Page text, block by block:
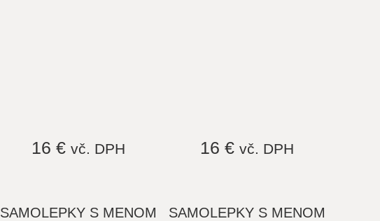
16 € vč. DPH 16 € vč. DPH
SAMOLEPKY S MENOM
SAMOLEPKY S MENOM